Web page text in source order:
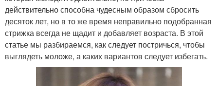
действительно способна чудесным образом сбросить
десяток лет, но в то же время неправильно подобранная
стрижка всегда не щадит и добавляет возраста. В этой
статье мы разбираемся, как следует постричься, чтобы
выглядеть моложе, а каких вариантов следует избегать.